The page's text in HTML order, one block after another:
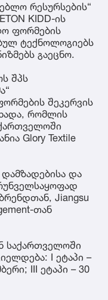
რესურსების“
KIDD-ის
ფორმების
ტექნოლოგიებს
გაეცნო.
შპს
შეკერვის
რომლის
Glory Textile
და
Jiangsu
თან
საქართველოში
I ეტაპი –
III ეტაპი – 30